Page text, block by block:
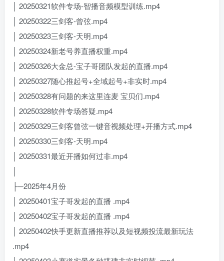
│ 20250321软件专场-智播音频模型训练.mp4
│ 20250322三剑客-曾弦.mp4
│ 20250323三剑客-天明.mp4
│ 20250324新老号养直播权重.mp4
│ 20250326大金总-宝子哥团队发起的直播.mp4
│ 20250327随心推起号+全域起号+非实时.mp4
│ 20250328有问题的来这里连麦 宝贝们.mp4
│ 20250328软件专场答疑.mp4
│ 20250329三剑客曾弦一键音视频处理+开播方式.mp4
│ 20250330三剑客-天明.mp4
│ 20250331最近开播如何过非.mp4
├─2025年4月份
│ 20250401宝子哥发起的直播 .mp4
│ 20250402宝子哥发起的直播 .mp4
│ 20250402快手更新直播推荐以及短视频投流最新玩法
.mp4